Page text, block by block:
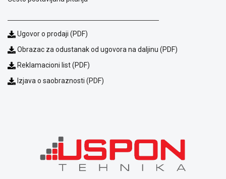
WEB
KREDIT
Ugovor o prodaji (PDF)
Obrazac za odustanak od ugovora na daljinu (PDF)
Reklamacioni list (PDF)
Izjava o saobraznosti (PDF)